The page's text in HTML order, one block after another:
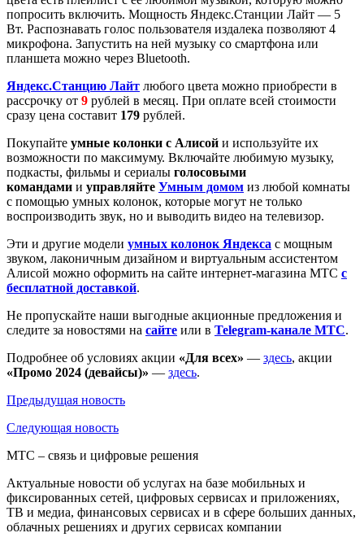
попросить включить. Мощность Яндекс.Станции Лайт — 5
Вт. Распознавать голос пользователя издалека позволяют 4
микрофона. Запустить на ней музыку со смартфона или
планшета можно через Bluetooth.
Яндекс.Станцию Лайт любого цвета можно приобрести в
рассрочку от 9 рублей в месяц. При оплате всей стоимости
сразу цена составит 179 рублей.
Покупайте умные колонки с Алисой и используйте их
возможности по максимуму. Включайте любимую музыку,
подкасты, фильмы и сериалы голосовыми
командами и управляйте Умным домом из любой комнаты
с помощью умных колонок, которые могут не только
воспроизводить звук, но и выводить видео на телевизор.
Эти и другие модели умных колонок Яндекса с мощным
звуком, лаконичным дизайном и виртуальным ассистентом
Алисой можно оформить на сайте интернет-магазина МТС с
бесплатной доставкой.
Не пропускайте наши выгодные акционные предложения и
следите за новостями на сайте или в Telegram-канале МТС.
Подробнее об условиях акции «Для всех» — здесь, акции
«Промо 2024 (девайсы)» — здесь.
Предыдущая новость
Следующая новость
МТС – связь и цифровые решения
Актуальные новости об услугах на базе мобильных и
фиксированных сетей, цифровых сервисах и приложениях,
ТВ и медиа, финансовых сервисах и в сфере больших данных,
облачных решениях и других сервисах компании